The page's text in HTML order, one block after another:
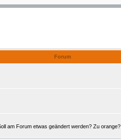
Forum
am Forum etwas geändert werden? Zu orange?